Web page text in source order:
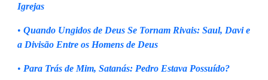
Igrejas
• Quando Ungidos de Deus Se Tornam Rivais: Saul, Davi e
a Divisão Entre os Homens de Deus
• Para Trás de Mim, Satanás: Pedro Estava Possuído?